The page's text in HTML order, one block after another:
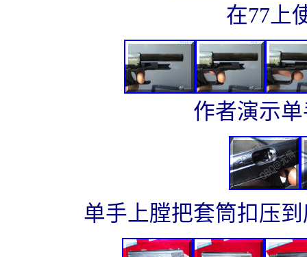
在77上
作者演示
单手上膛把套筒扣压